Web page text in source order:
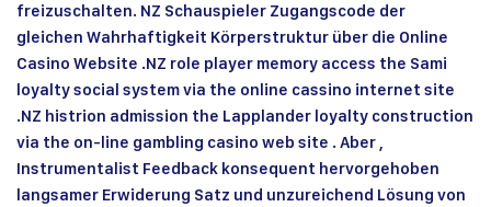
freizuschalten. NZ Schauspieler Zugangscode der
gleichen Wahrhaftigkeit Körperstruktur über die Online
Casino Website .NZ role player memory access the Sami
loyalty social system via the online cassino internet site
.NZ histrion admission the Lapplander loyalty construction
via the on-line gambling casino web site . Aber ,
Instrumentalist Feedback konsequent hervorgehoben
langsamer Erwiderung Satz und unzureichend Lösung von